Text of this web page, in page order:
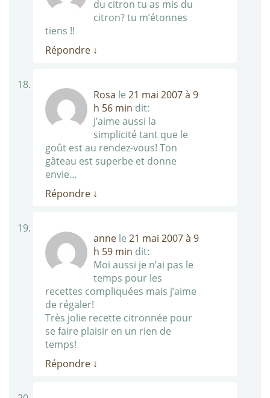
du citron tu as mis du
citron? tu m’étonnes
tiens !!
Répondre ↓
Rosa le 21 mai 2007 à 9
h 56 min dit:
J’aime aussi la
simplicité tant que le
goût est au rendez-vous! Ton
gâteau est superbe et donne
envie…
Répondre ↓
anne le 21 mai 2007 à 9
h 59 min dit:
Moi aussi je n’ai pas le
temps pour les
recettes compliquées mais j’aime
de régaler!
Très jolie recette citronnée pour
se faire plaisir en un rien de
temps!
Répondre ↓